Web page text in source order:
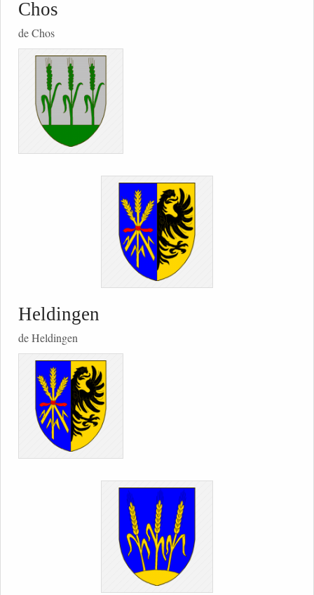
Chos
de Chos
Heldingen
de Heldingen